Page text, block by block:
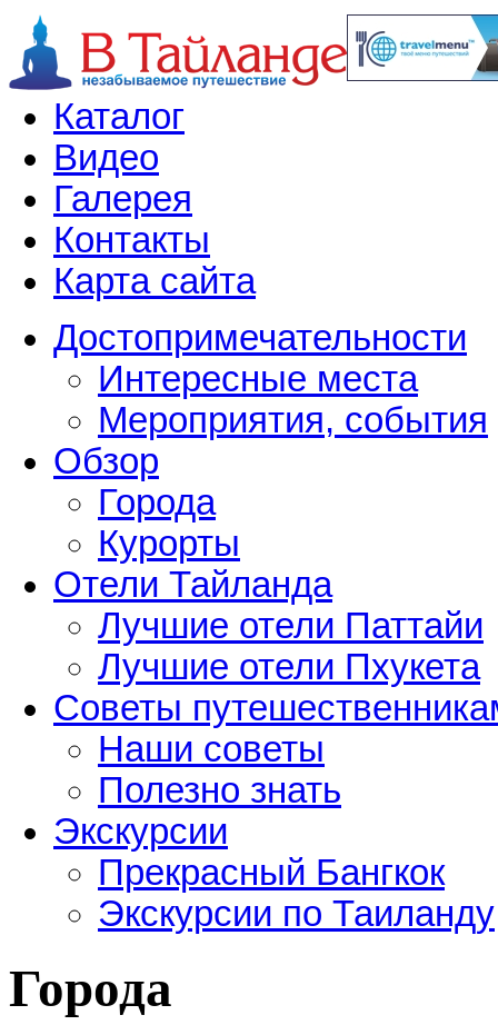
Каталог
Видео
Галерея
Контакты
Карта сайта
Достопримечательности
Интересные места
Мероприятия, события
Обзор
Города
Курорты
Отели Тайланда
Лучшие отели Паттайи
Лучшие отели Пхукета
Советы
Наши советы
Полезно знать
Экскурсии
Прекрасный Бангкок
Экскурсии по Таиланду
Города